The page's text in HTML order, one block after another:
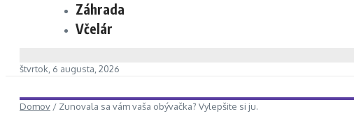
Záhrada
Včelár
štvrtok, 6 augusta, 2026
Domov / Zunovala sa vám vaša obývačka? Vylepšite si ju.